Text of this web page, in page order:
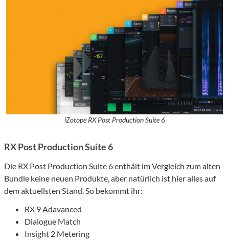
iZotope RX Post Production Suite 6
RX Post Production Suite 6
Die RX Post Production Suite 6 enthält im Vergleich zum alten
Bundle keine neuen Produkte, aber natürlich ist hier alles auf
dem aktuellsten Stand. So bekommt ihr:
RX 9 Adavanced
Dialogue Match
Insight 2 Metering